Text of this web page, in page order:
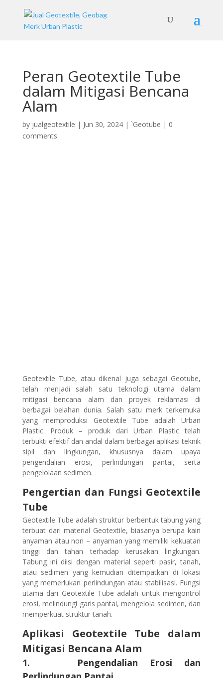
Peran Geotextile Tube
dalam Mitigasi Bencana
Alam
by jualgeotextile | Jun 30, 2024| `Geotube | 0
comments
Geotextile Tube, atau dikenal juga sebagai Geotube,
telah menjadi salah satu teknologi utama dalam
mitigasi bencana alam dan proyek reklamasi di
berbagai belahan dunia. Salah satu merk terkemuka
yang memproduksi Geotextile Tube adalah Urban
Plastic. Produk – produk dari Urban Plastic telah
terbukti efektif dan andal dalam berbagai aplikasi teknik
sipil dan lingkungan, khususnya dalam upaya
pengendalian erosi, perlindungan pantai, serta
pengelolaan sedimen.
Pengertian dan Fungsi Geotextile
Tube
Geotextile Tube adalah struktur berbentuk tabung yang
terbuat dari material Geotextile, biasanya berupa kain
anyaman atau non – anyaman yang memiliki kekuatan
tinggi dan tahan terhadap kerusakan lingkungan.
Tabung ini diisi dengan material seperti pasir, tanah,
atau sedimen yang kemudian ditempatkan di lokasi
yang memerlukan perlindungan atau stabilisasi. Fungsi
utama dari Geotextile Tube adalah untuk mengontrol
erosi, melindungi garis pantai, mengelola sedimen, dan
memperkuat struktur tanah.
Aplikasi Geotextile Tube dalam
Mitigasi Bencana Alam
1. Pengendalian Erosi dan